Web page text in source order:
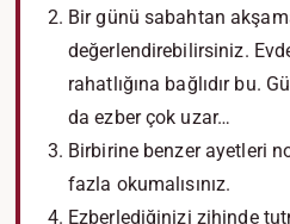
Bir günü sabahtan
değerlendirebilirsiniz.
rahatlığına bağlıdır bu.
da ezber çok uzar…
Birbirine benzer ayetleri
fazla okumalısınız.
Ezberlediğinizi zihinde